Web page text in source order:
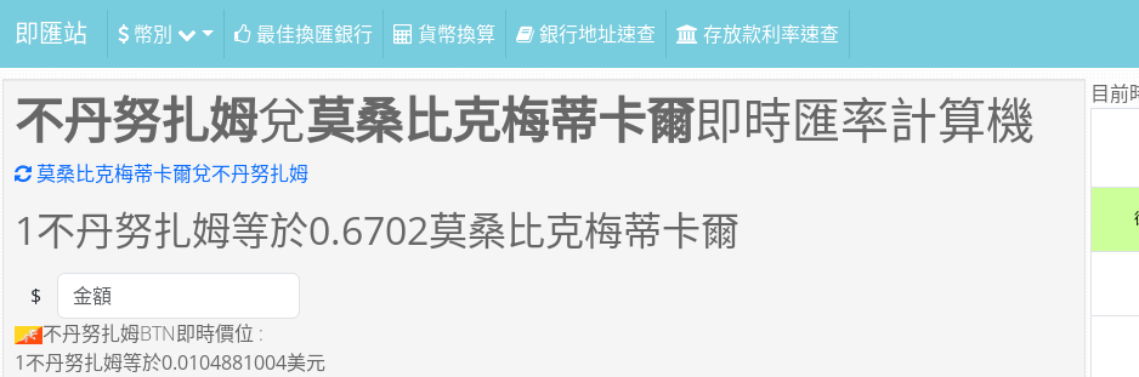
即匯站 幣別 最佳換匯銀行 貨幣換算 銀行地址速查 存放款利率速查
不丹努扎姆兌莫桑比克梅蒂卡爾即時匯率計算機
莫桑比克梅蒂卡爾兌不丹努扎姆
1不丹努扎姆等於0.6702莫桑比克梅蒂卡爾
Amount
$
不丹努扎姆BTN即時價位 :
1不丹努扎姆等於0.0104881004美元
目前